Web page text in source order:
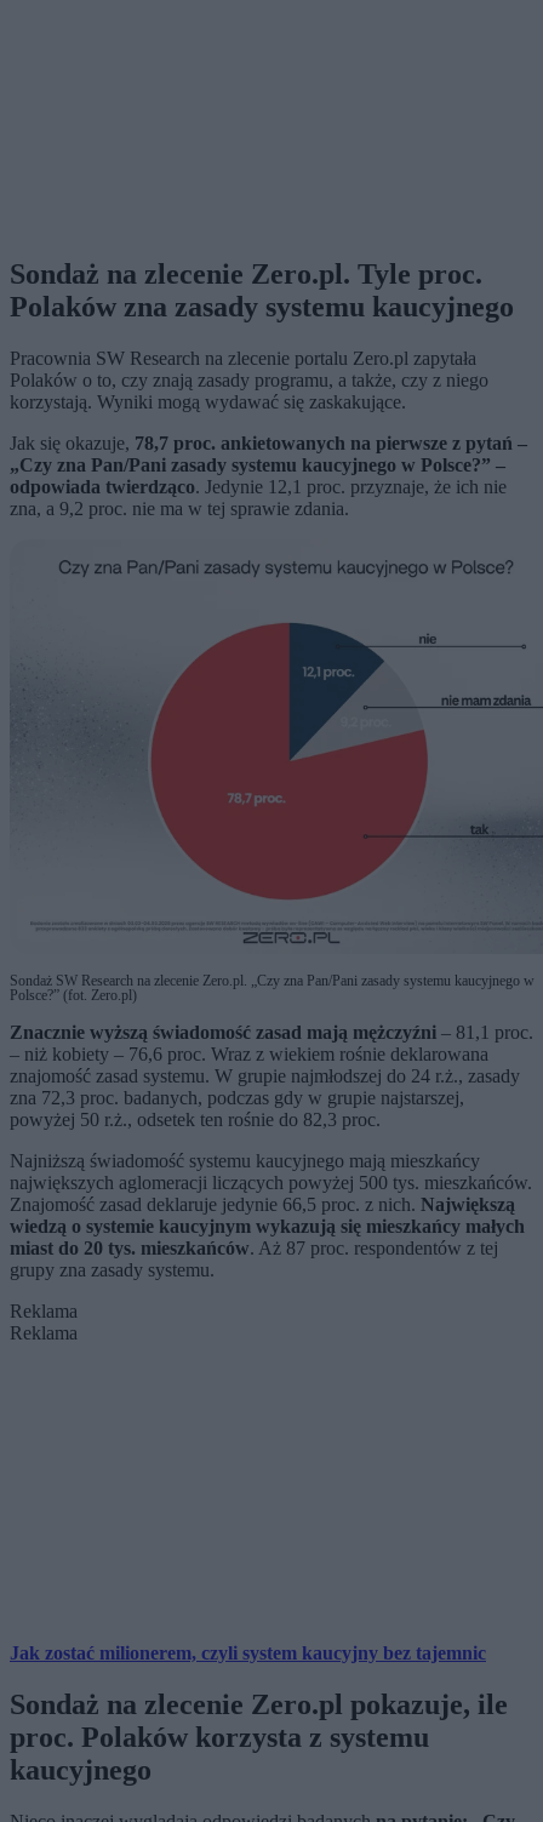
Sondaż na zlecenie Zero.pl. Tyle proc.
Polaków zna zasady systemu kaucyjnego
Pracownia SW Research na zlecenie portalu Zero.pl zapytała
Polaków o to, czy znają zasady programu, a także, czy z niego
korzystają. Wyniki mogą wydawać się zaskakujące.
Jak się okazuje, 78,7 proc. ankietowanych na pierwsze z pytań –
„Czy zna Pan/Pani zasady systemu kaucyjnego w Polsce?” –
odpowiada twierdząco. Jedynie 12,1 proc. przyznaje, że ich nie
zna, a 9,2 proc. nie ma w tej sprawie zdania.
Sondaż SW Research na zlecenie Zero.pl. „Czy zna Pan/Pani zasady systemu kaucyjnego w
Polsce?” (fot. Zero.pl)
Znacznie wyższą świadomość zasad mają mężczyźni – 81,1 proc.
– niż kobiety – 76,6 proc. Wraz z wiekiem rośnie deklarowana
znajomość zasad systemu. W grupie najmłodszej do 24 r.ż., zasady
zna 72,3 proc. badanych, podczas gdy w grupie najstarszej,
powyżej 50 r.ż., odsetek ten rośnie do 82,3 proc.
Najniższą świadomość systemu kaucyjnego mają mieszkańcy
największych aglomeracji liczących powyżej 500 tys. mieszkańców.
Znajomość zasad deklaruje jedynie 66,5 proc. z nich. Największą
wiedzą o systemie kaucyjnym wykazują się mieszkańcy małych
miast do 20 tys. mieszkańców. Aż 87 proc. respondentów z tej
grupy zna zasady systemu.
Reklama
Reklama
Jak zostać milionerem, czyli system kaucyjny bez tajemnic
Sondaż na zlecenie Zero.pl pokazuje, ile
proc. Polaków korzysta z systemu
kaucyjnego